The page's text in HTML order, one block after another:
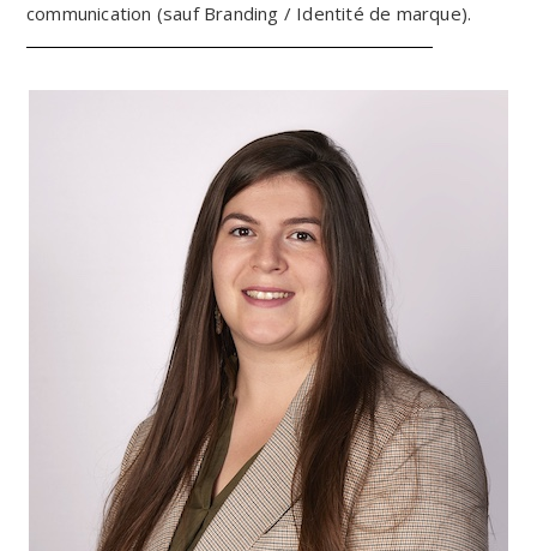
communication (sauf Branding / Identité de marque).